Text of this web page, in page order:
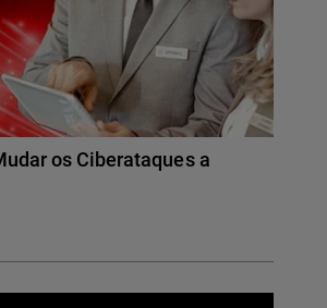
os Ciberataques a